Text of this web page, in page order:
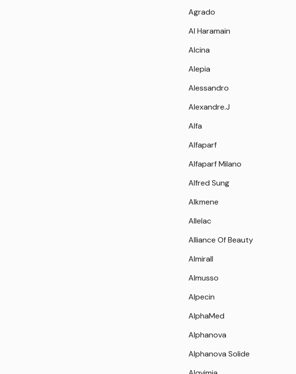
Agrado
Al Haramain
Alcina
Alepia
Alessandro
Alexandre.J
Alfa
Alfaparf
Alfaparf Milano
Alfred Sung
Alkmene
Allelac
Alliance Of Beauty
Almirall
Almusso
Alpecin
AlphaMed
Alphanova
Alphanova Solide